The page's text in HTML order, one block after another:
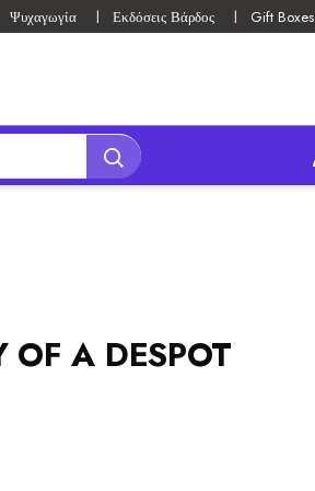
Ψυχαγωγία Εκδόσεις Βάρδος Gift Boxes
OF A DESPOT